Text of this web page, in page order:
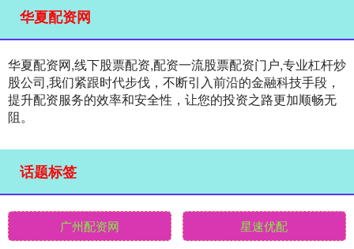
华夏配资网
华夏配资网,线下股票配资,配资一流股票配资门户,专业杠杆炒
股公司,我们紧跟时代步伐，不断引入前沿的金融科技手段，
提升配资服务的效率和安全性，让您的投资之路更加顺畅无
阻。
话题标签
广州配资网 星速优配